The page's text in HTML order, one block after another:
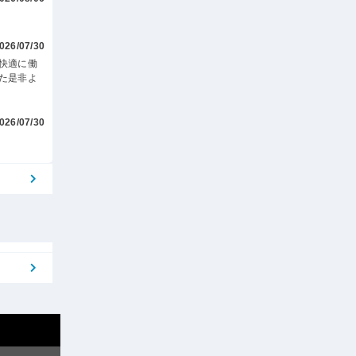
07/30
適に働
是非よ
07/30